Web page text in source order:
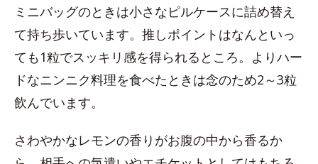
ミニバッグのときは小さなピルケースに詰め替え
て持ち歩いています。推しポイントはなんといっ
ても1粒でスッキリ感を得られるところ。よりハー
ドなニンニク料理を食べたときは念のため2～3粒
飲んでいます。
さわやかなレモンの香りがお腹の中から香るか